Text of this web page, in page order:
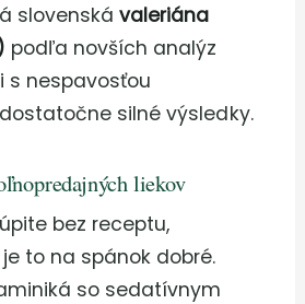
slovenskávaleriána
podľa novších analýz
s nespavosťou
silné výsledky.
liekov
bez receptu,
to na spánok dobré.
so sedatívnym